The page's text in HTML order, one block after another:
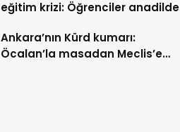
eğitim krizi: Öğrenciler anadilde
Ankara’nın Kürd kumarı:
Öcalan’la masadan Meclis’e